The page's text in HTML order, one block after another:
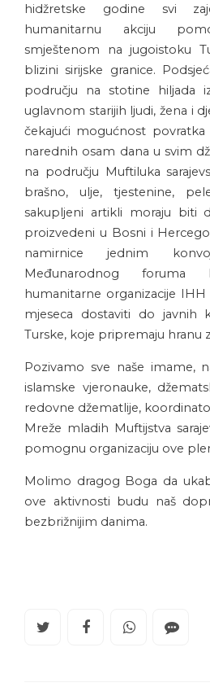
hidžretske godine svi
humanitarnu akciju
smještenom na jugoistoku
blizini sirijske granice.
području na stotine hiljada
uglavnom starijih ljudi, žena i
čekajući mogućnost
narednih osam dana u svim
na području Muftiluka
brašno, ulje, tjestenine,
sakupljeni artikli moraju biti
proizvedeni u Bosni i
namirnice jednim
Međunarodnog
humanitarne organizacije
mjeseca dostaviti do javnih
Turske, koje pripremaju hranu
Pozivamo sve naše imame,
islamske vjeronauke,
redovne džematlije,
Mreže mladih Muftijstva
pomognu organizaciju ove
Molimo dragog Boga da
ove aktivnosti budu naš
bezbrižnijim danima.